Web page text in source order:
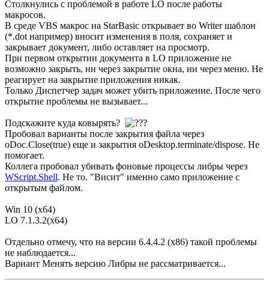
Столкнулись с проблемой в работе LO после работы
макросов.
В среде VBS макрос на StarBasic открывает во Writer шаблон
(*.dot например) вносит изменения в поля, сохраняет и
закрывает документ, либо оставляет на просмотр.
При первом открытии документа в LO приложение не
возможно закрыть, ни через закрытие окна, ни через меню. Не
реагирует на закрытие приложения никак.
Только Диспетчер задач может убить приложение. После чего
открытие проблемы не вызывает...
Подскажите куда ковырять?
Пробовал варианты после закрытия файла через
oDoc.Close(true) еще и закрытия oDesktop.terminate/dispose. Не
помогает.
Коллега пробовал убивать фоновые процессы либры через
WScript.Shell. Не то. "Висит" именно само приложение с
открытым файлом.
Win 10 (x64)
LO 7.1.3.2(x64)
Отдельно отмечу, что на версии 6.4.4.2 (х86) такой проблемы
не наблюдается...
Вариант Менять версию Либры не рассматривается...